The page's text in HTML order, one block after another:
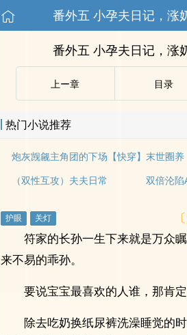
番外五 小孕夫日记，涨
番外五 小孕夫日记，涨
上ー章 目录
热门小说推荐
炮灰觊觎主角团的下场【快穿】 末世圈养
（双性互攻）夫夫日常 双倍沦陷
符家的长孙一生下来就是万众
来不易的乖孙。
要说宝宝最喜欢的人谁，那肯
除去吃奶换纸尿裤洗澡睡觉的